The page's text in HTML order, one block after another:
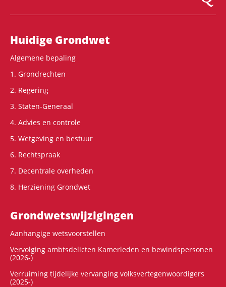
Hoofdnavigatie
Huidige Grondwet
Algemene bepaling
1. Grondrechten
2. Regering
3. Staten-Generaal
4. Advies en controle
5. Wetgeving en bestuur
6. Rechtspraak
7. Decentrale overheden
8. Herziening Grondwet
Grondwets­wijzigingen
Aanhangige wetsvoorstellen
Vervolging ambtsdelicten Kamerleden en bewindspersonen
(2026-)
Verruiming tijdelijke vervanging volksvertegenwoordigers
(2025-)